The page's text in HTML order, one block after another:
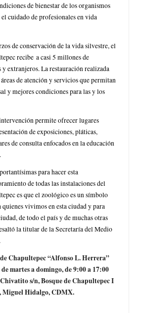
de bienestar de los organismos
cuidado de profesionales en vida
de conservación de la vida silvestre, el
recibe a casi 5 millones de
y extranjeros. La restauración realizada
de atención y servicios que permitan
y mejores condiciones para las y los
permite ofrecer lugares
de exposiciones, pláticas,
de consulta enfocados en la educación
para hacer esta
de todas las instalaciones del
es que el zoológico es un símbolo
vivimos en esta ciudad y para
de todo el país y de muchas otras
la titular de la Secretaría del Medio
Chapultepec “Alfonso L. Herrera”
martes a domingo, de 9:00 a 17:00
s/n, Bosque de Chapultepec I
Miguel Hidalgo, CDMX.